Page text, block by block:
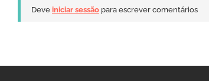
Deve iniciar sessão para escrever comentários